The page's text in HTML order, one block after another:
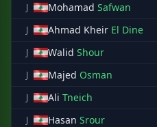
J Mohamad Safwan
J Ahmad Kheir El Dine
J Walid Shour
J Majed Osman
J
Ali Tneich
J
Hasan Srour